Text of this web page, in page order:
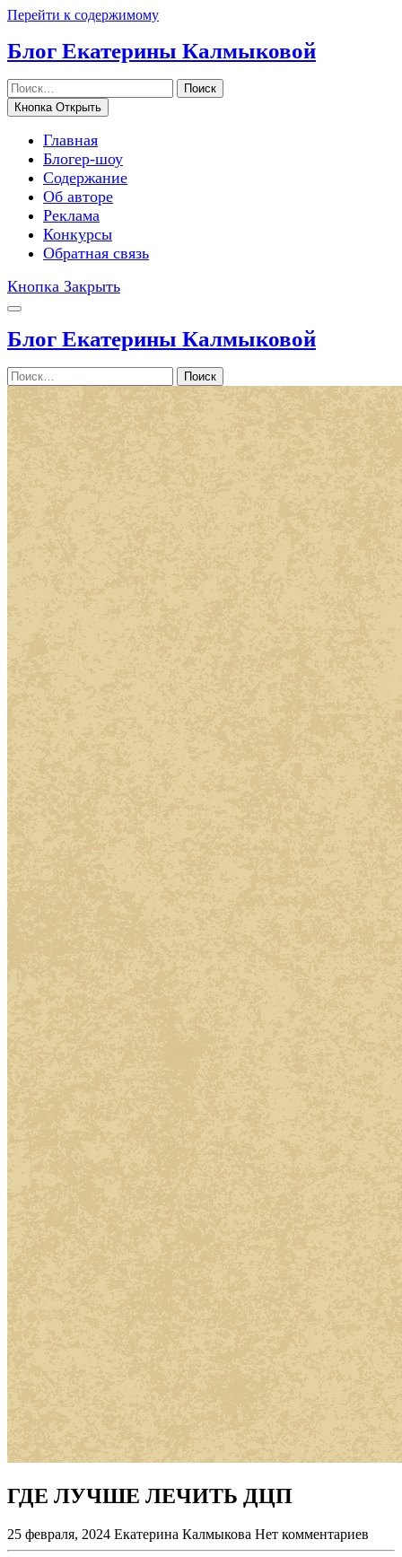
Перейти к содержимому
Блог Екатерины Калмыковой
Поиск
Кнопка Открыть
Главная
Блогер-шоу
Содержание
Об авторе
Реклама
Конкурсы
Обратная связь
Кнопка Закрыть
Блог Екатерины Калмыковой
Поиск
ГДЕ ЛУЧШЕ ЛЕЧИТЬ ДЦП
25 февраля, 2024 Екатерина Калмыкова Нет комментариев